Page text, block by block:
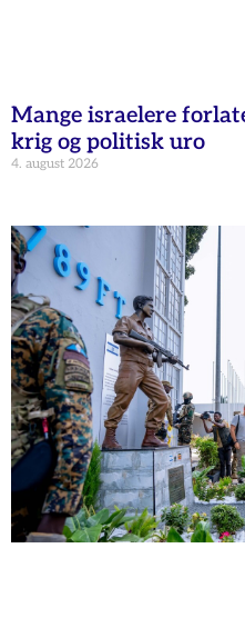
Mange israelere
krig og politisk uro
4. august 2026